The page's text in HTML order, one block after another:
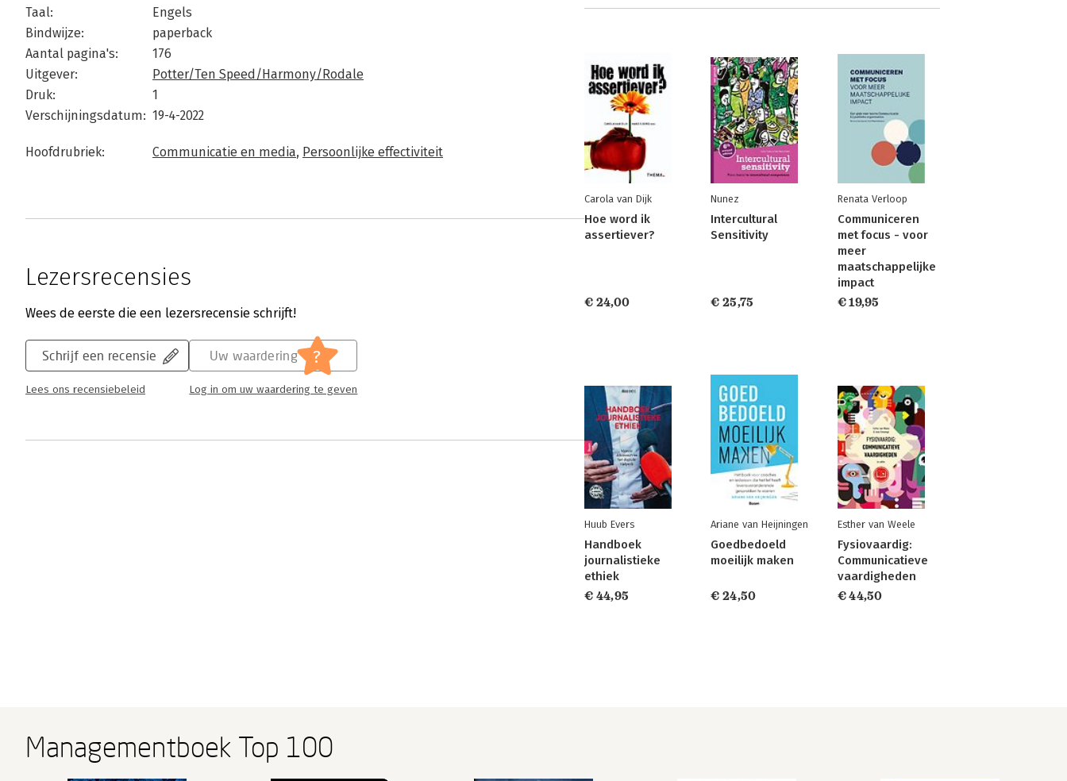
Taal:
Engels
Bindwijze:
paperback
Aantal pagina's:
176
Uitgever:
Potter/Ten Speed/Harmony/Rodale
Druk:
1
Verschijningsdatum: 19-4-2022
Hoofdrubriek: Communicatie en media, Persoonlijke effectiviteit
Lezersrecensies
Wees de eerste die een lezersrecensie schrijft!
Schrijf een recensie
Lees ons recensiebeleid
Uw waardering ?
Log in om uw waardering te geven
Carola van Dijk
Hoe word ik
assertiever?
€ 24,00
Nunez
Intercultural
Sensitivity
€ 25,75
Renata Verloop
Communiceren
met focus - voor
meer
maatschappelijke
impact
€ 19,95
Huub Evers
Handboek
journalistieke
ethiek
€ 44,95
Ariane van Heijningen
Goedbedoeld
moeilijk maken
€ 24,50
Esther van Weele
Fysiovaardig:
Communicatieve
vaardigheden
€ 44,50
Managementboek Top 100